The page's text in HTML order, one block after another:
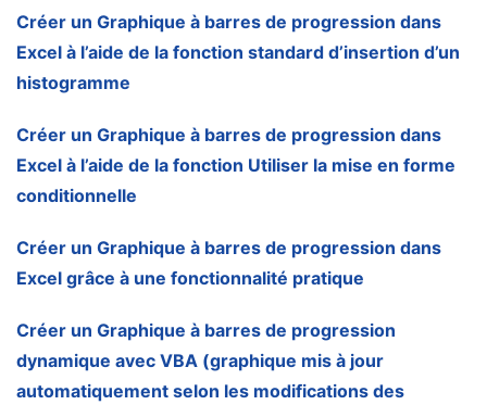
Créer un Graphique à barres de progression dans
Excel à l’aide de la fonction standard d’insertion d’un
histogramme
Créer un Graphique à barres de progression dans
Excel à l’aide de la fonction Utiliser la mise en forme
conditionnelle
Créer un Graphique à barres de progression dans
Excel grâce à une fonctionnalité pratique
Créer un Graphique à barres de progression
dynamique avec VBA (graphique mis à jour
automatiquement selon les modifications des